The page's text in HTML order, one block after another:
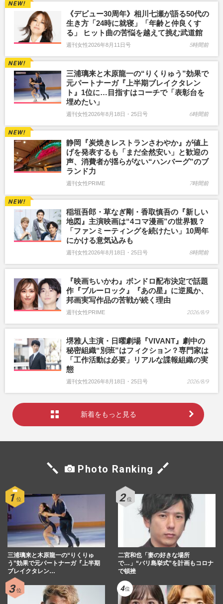
《デビュー30周年》相川七瀬が語る50代の
生き方「24時に就寝」「年齢と仲良くす
る」 ヒット曲の苦悩を越えて挑む武道館
週刊女性2026年8月11日号 5時間前
三浦璃来と木原龍一の“りくりゅう”効果で
元パートナーガ『上半期ブレイクタレン
ト』1位に…目指すはコーチで「表彰台を
埋めたい」
週刊女性2026年8月18日・25日号 6時間前
静岡『炭焼きレストランさわやか』が値上
げを発表するも「まだ全然安い」と歓迎の
声、消費者が揺らがない“ハンバーグ”のブ
ランド力
週刊女性PRIME 7時間前
稲垣吾郎・草なぎ剛・香取慎吾の『新しい
地図』主演映画は“4コマ漫画”の世界観？
「ファンミーティングを続けたい」10周年
にかける意気込みも
週刊女性2026年8月18日・25日号 8時間前
『映画ちいかわ』ボンドロ配布決定で話題
作『ブルーロック』『あの星』に逆風か、
邦画実写作品の苦戦が続く理由
週刊女性PRIME 2026/8/9
堺雅人主演・日曜劇場『VIVANT』劇中の
秘密組織“別班”はフィクション？専門家は
「工作活動は必要」リアルな諜報組織の実
態
週刊女性2026年8月18日・25日号 2026/8/9
新着をもっと見る
Photo Ranking
三浦璃来と木原龍一の“りくりゅ
う”効果で元パートナーガ『上半期
ブレイクタレン…
二宮和也「妻の好きな場所
で…」“バリ島挙式”を計画もコロナ
で頓挫